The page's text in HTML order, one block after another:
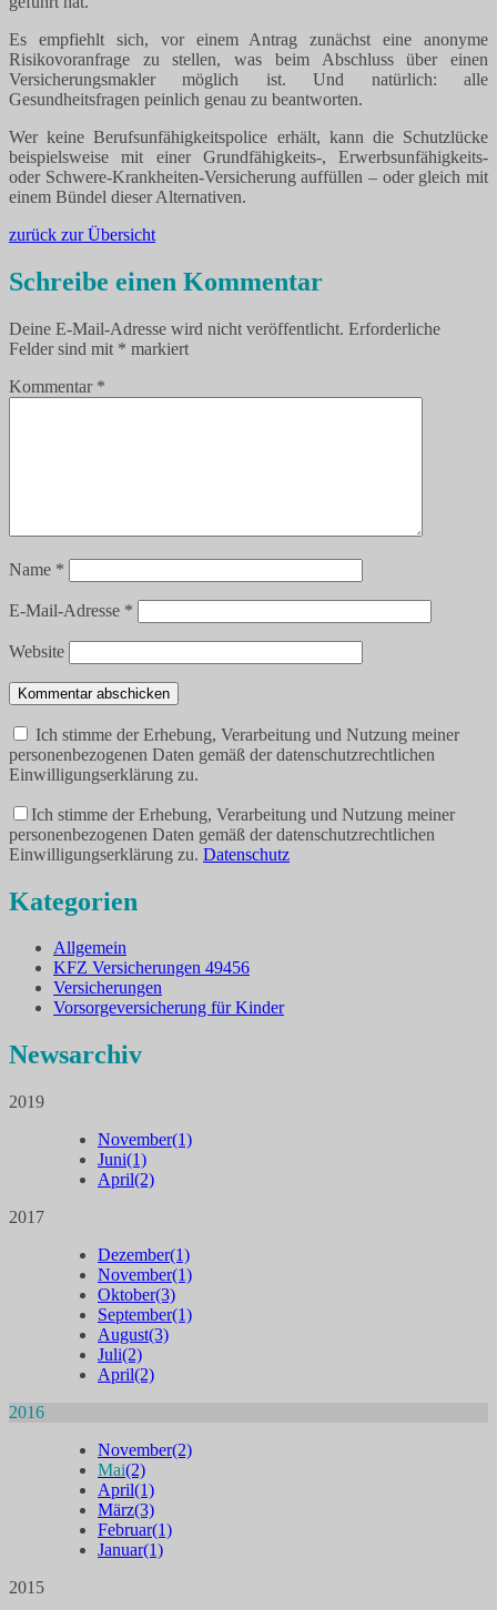
Es empfiehlt sich, vor einem Antrag zunächst eine anonyme
Risikovoranfrage zu stellen, was beim Abschluss über einen
Versicherungsmakler möglich ist. Und natürlich: alle
Gesundheitsfragen peinlich genau zu beantworten.
Wer keine Berufsunfähigkeitspolice erhält, kann die Schutzlücke
beispielsweise mit einer Grundfähigkeits-, Erwerbsunfähigkeits-
oder Schwere-Krankheiten-Versicherung auffüllen – oder gleich mit
einem Bündel dieser Alternativen.
zurück zur Übersicht
Schreibe einen Kommentar
Deine E-Mail-Adresse wird nicht veröffentlicht. Erforderliche
Felder sind mit * markiert
Kommentar *
Name *
E-Mail-Adresse *
Website
Kommentar abschicken
Ich stimme der Erhebung, Verarbeitung und Nutzung meiner
personenbezogenen Daten gemäß der datenschutzrechtlichen
Einwilligungserklärung zu.
Ich stimme der Erhebung, Verarbeitung und Nutzung meiner
personenbezogenen Daten gemäß der datenschutzrechtlichen
Einwilligungserklärung zu. Datenschutz
Kategorien
Allgemein
KFZ Versicherungen 49456
Versicherungen
Vorsorgeversicherung für Kinder
Newsarchiv
2019
November(1)
Juni(1)
April(2)
2017
Dezember(1)
November(1)
Oktober(3)
September(1)
August(3)
Juli(2)
April(2)
2016
November(2)
Mai(2)
April(1)
März(3)
Februar(1)
Januar(1)
2015